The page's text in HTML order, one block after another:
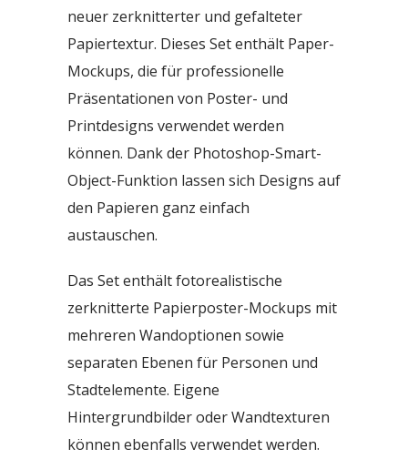
neuer zerknitterter und gefalteter
Papiertextur. Dieses Set enthält Paper-
Mockups, die für professionelle
Präsentationen von Poster- und
Printdesigns verwendet werden
können. Dank der Photoshop-Smart-
Object-Funktion lassen sich Designs auf
den Papieren ganz einfach
austauschen.
Das Set enthält fotorealistische
zerknitterte Papierposter-Mockups mit
mehreren Wandoptionen sowie
separaten Ebenen für Personen und
Stadtelemente. Eigene
Hintergrundbilder oder Wandtexturen
können ebenfalls verwendet werden.